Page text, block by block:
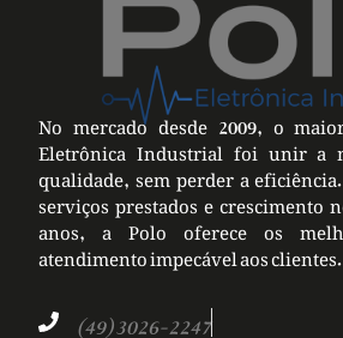
No mercado desde 2009, o
Eletrônica Industrial foi unir a
qualidade, sem perder a
serviços prestados e crescimento
anos, a Polo oferece os
atendimento impecável aos clientes.
(49) 3026-2247